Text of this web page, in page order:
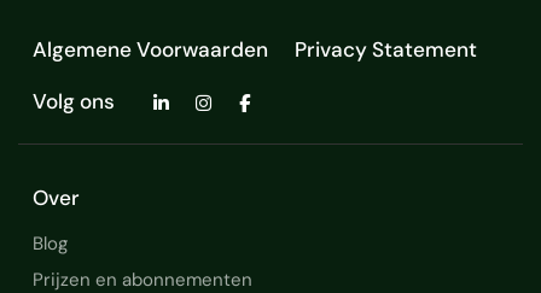
Algemene Voorwaarden
Privacy Statement
Volg ons
Over
Blog
Prijzen en abonnementen